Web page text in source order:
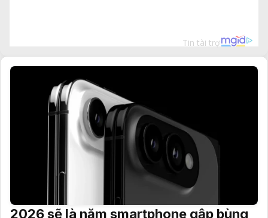
2026 sẽ là năm smartphone gập bùng